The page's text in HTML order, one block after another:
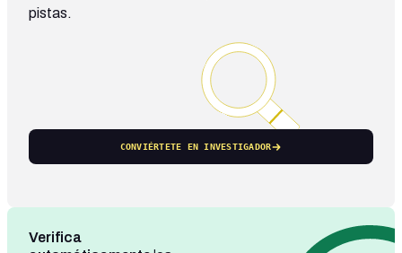
pistas.
CONVIÉRTETE EN INVESTIGADOR
Verifica